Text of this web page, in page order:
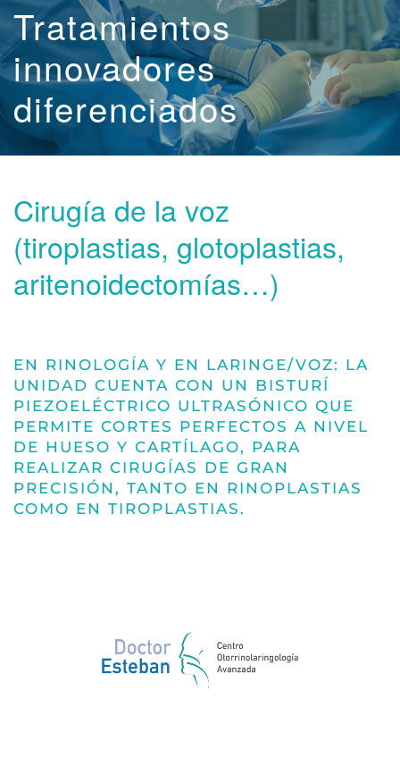
Tratamientos
innovadores
diferenciados
Cirugía de la voz
(tiroplastias, glotoplastias,
aritenoidectomías…)
EN RINOLOGÍA Y EN LARINGE/VOZ: LA
UNIDAD CUENTA CON UN BISTURÍ
PIEZOELÉCTRICO ULTRASÓNICO QUE
PERMITE CORTES PERFECTOS A NIVEL
DE HUESO Y CARTÍLAGO, PARA
REALIZAR CIRUGÍAS DE GRAN
PRECISIÓN, TANTO EN RINOPLASTIAS
COMO EN TIROPLASTIAS.